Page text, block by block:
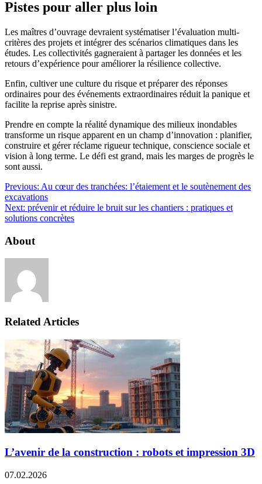
Pistes pour aller plus loin
Les maîtres d’ouvrage devraient systématiser l’évaluation multi-
critères des projets et intégrer des scénarios climatiques dans les
études. Les collectivités gagneraient à partager les données et les
retours d’expérience pour améliorer la résilience collective.
Enfin, cultiver une culture du risque et préparer des réponses
ordinaires pour des événements extraordinaires réduit la panique et
facilite la reprise après sinistre.
Prendre en compte la réalité dynamique des milieux inondables
transforme un risque apparent en un champ d’innovation : planifier,
construire et gérer réclame rigueur technique, conscience sociale et
vision à long terme. Le défi est grand, mais les marges de progrès le
sont aussi.
Previous: Au cœur des tranchées: l’étaiement et le soutènement des
excavations
Next: prévenir et réduire le bruit sur les chantiers : pratiques et
solutions concrètes
About
Related Articles
L’avenir de la construction : robots et impression 3D
07.02.2026